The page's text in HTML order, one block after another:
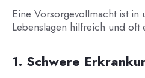
Eine Vorsorgevollmacht ist in
Lebenslagen hilfreich und oft
1. Schwere